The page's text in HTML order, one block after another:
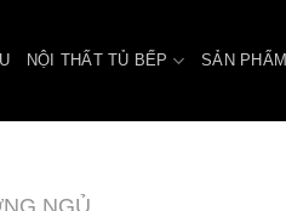
NỘI THẤT TỦ BẾP SẢN PHẨM
NGỦ